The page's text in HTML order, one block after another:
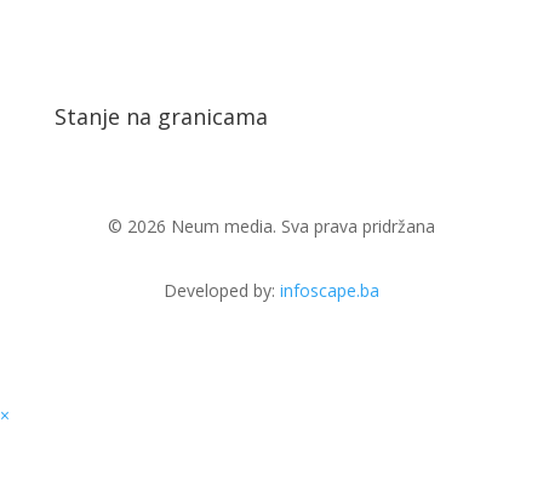
Stanje na granicama
© 2026 Neum media. Sva prava pridržana
Developed by: infoscape.ba
×